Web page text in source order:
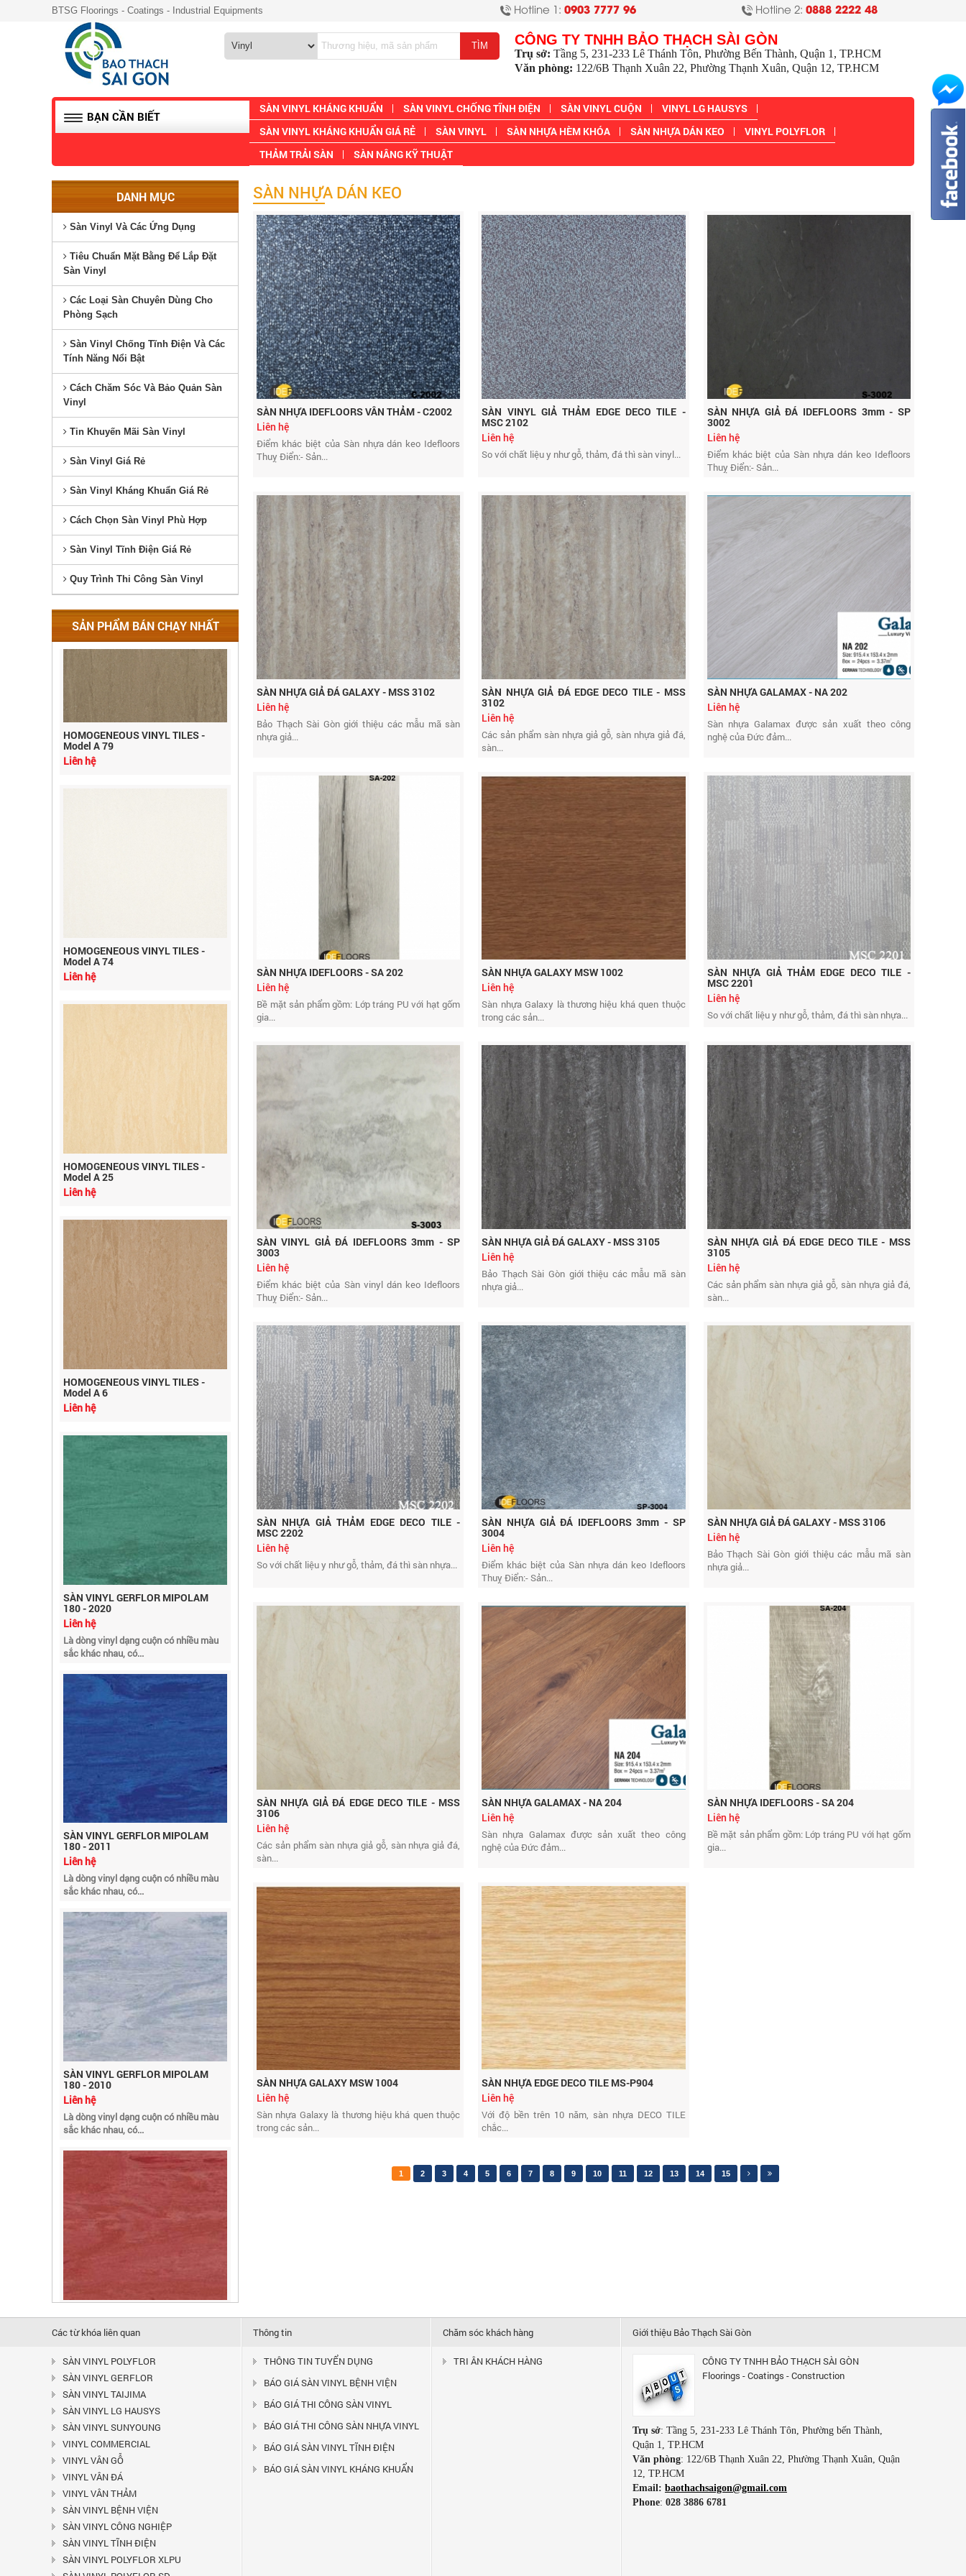
BTSG Floorings - Coatings - Industrial Equipments Hotline 1: 0903 7777 96 Hotline 2: 0888 2222 48
CÔNG TY TNHH BẢO THẠCH SÀI GÒN
Trụ sở: Tầng 5, 231-233 Lê Thánh Tôn, Phường Bến Thành, Quận 1, TP.HCM
Văn phòng: 122/6B Thạnh Xuân 22, Phường Thạnh Xuân, Quận 12, TP.HCM
BẠN CẦN BIẾT
SÀN VINYL KHÁNG KHUẨN SÀN VINYL CHỐNG TĨNH ĐIỆN SÀN VINYL CUỘN
VINYL LG HAUSYS
SÀN VINYL KHÁNG KHUẨN GIÁ RẺ
SÀN VINYL SÀN NHỰA HÈM KHÓA SÀN NHỰA DÁN KEO
VINYL POLYFLOR
THẢM TRẢI SÀN
SÀN NÂNG KỸ THUẬT
DANH MỤC
Sàn Vinyl Và Các Ứng Dụng
Tiêu Chuẩn Mặt Bằng Để Lắp Đặt
Sàn Vinyl
Các Loại Sàn Chuyên Dùng Cho
Phòng Sạch
Sàn Vinyl Chống Tĩnh Điện Và Các
Tính Năng Nổi Bật
Cách Chăm Sóc Và Bảo Quản Sàn
Vinyl
Tin Khuyến Mãi Sàn Vinyl
Sàn Vinyl Giá Rẻ
Sàn Vinyl Kháng Khuẩn Giá Rẻ
Cách Chọn Sàn Vinyl Phù Hợp
Sàn Vinyl Tĩnh Điện Giá Rẻ
Quy Trình Thi Công Sàn Vinyl
SẢN PHẨM BÁN CHẠY NHẤT
HOMOGENEOUS VINYL TILES -
Liên hệ
Liên hệ
Liên hệ
HOMOGENEOUS VINYL TILES -
Model A 6
Liên hệ
SÀN VINYL GERFLOR MIPOLAM
180 - 2020
Liên hệ
Là dòng vinyl dạng cuộn có nhiều màu
sắc khác nhau, có...
SÀN VINYL GERFLOR MIPOLAM
180 - 2011
Liên hệ
Là dòng vinyl dạng cuộn có nhiều màu
sắc khác nhau, có...
SÀN VINYL GERFLOR MIPOLAM
180 - 2010
Liên hệ
Là dòng vinyl dạng cuộn có nhiều màu
sắc khác nhau, có...
SÀN VINYL GERFLOR MIPOLAM
sắc khác nhau, có...
SÀN VINYL GERFLOR MIPOLAM
180 - 2002
Liên hệ
Là dòng vinyl dạng cuộn có nhiều màu
SÀN NHỰA DÁN KEO
SÀN NHỰA IDEFLOORS VÂN THẢM - C2002
Liên hệ
Điểm khác biệt của Sàn nhựa dán keo Idefloors
Thuỵ Điển:- Sản...
SÀN VINYL GIẢ THẢM EDGE DECO TILE -
MSC 2102
Liên hệ
So với chất liệu y như gỗ, thảm, đá thì sàn vinyl...
SÀN NHỰA GIẢ ĐÁ IDEFLOORS 3mm - SP
3002
Liên hệ
Điểm khác biệt của Sàn nhựa dán keo Idefloors
Thuỵ Điển:- Sản...
SÀN NHỰA GIẢ ĐÁ GALAXY - MSS 3102
Liên hệ
Bảo Thạch Sài Gòn giới thiệu các mẫu mã sàn
nhựa giả...
SÀN NHỰA GIẢ ĐÁ EDGE DECO TILE - MSS
3102
Liên hệ
Các sản phẩm sàn nhựa giả gỗ, sàn nhựa giả đá,
sàn...
SÀN NHỰA GALAMAX - NA 202
Liên hệ
Sàn nhựa Galamax được sản xuất theo công
nghệ của Đức đảm...
SÀN NHỰA IDEFLOORS - SA 202
Liên hệ
Bề mặt sản phẩm gồm: Lớp tráng PU với hạt gốm
gia...
SÀN NHỰA GALAXY MSW 1002
Liên hệ
Sàn nhựa Galaxy là thương hiệu khá quen thuộc
trong các sản...
SÀN NHỰA GIẢ THẢM EDGE DECO TILE -
MSC 2201
Liên hệ
So với chất liệu y như gỗ, thảm, đá thì sàn nhựa...
SÀN VINYL GIẢ ĐÁ IDEFLOORS 3mm - SP
3003
Liên hệ
Điểm khác biệt của Sàn vinyl dán keo Idefloors
Thuỵ Điển:- Sản...
SÀN NHỰA GIẢ ĐÁ GALAXY - MSS 3105
Liên hệ
Bảo Thạch Sài Gòn giới thiệu các mẫu mã sàn
nhựa giả...
SÀN NHỰA GIẢ ĐÁ EDGE DECO TILE - MSS
3105
Liên hệ
Các sản phẩm sàn nhựa giả gỗ, sàn nhựa giả đá,
sàn...
SÀN NHỰA GIẢ THẢM EDGE DECO TILE -
MSC 2202
Liên hệ
So với chất liệu y như gỗ, thảm, đá thì sàn nhựa...
SÀN NHỰA GIẢ ĐÁ IDEFLOORS 3mm - SP
3004
Liên hệ
Điểm khác biệt của Sàn nhựa dán keo Idefloors
Thuỵ Điển:- Sản...
SÀN NHỰA GIẢ ĐÁ GALAXY - MSS 3106
Liên hệ
Bảo Thạch Sài Gòn giới thiệu các mẫu mã sàn
nhựa giả...
SÀN NHỰA GIẢ ĐÁ EDGE DECO TILE - MSS
3106
Liên hệ
Các sản phẩm sàn nhựa giả gỗ, sàn nhựa giả đá,
sàn...
SÀN NHỰA GALAMAX - NA 204
Liên hệ
Sàn nhựa Galamax được sản xuất theo công
nghệ của Đức đảm...
SÀN NHỰA IDEFLOORS - SA 204
Liên hệ
Bề mặt sản phẩm gồm: Lớp tráng PU với hạt gốm
gia...
SÀN NHỰA GALAXY MSW 1004
Liên hệ
Sàn nhựa Galaxy là thương hiệu khá quen thuộc
trong các sản...
SÀN NHỰA EDGE DECO TILE MS-P904
Liên hệ
Với độ bền trên 10 năm, sàn nhựa DECO TILE
chắc...
1 2 3 4 5 6 7 8 9 10 11 12 13 14 15
Các từ khóa liên quan Thông tin Chăm sóc khách hàng Giới thiệu Bảo Thạch Sài Gòn
SÀN VINYL POLYFLOR
SÀN VINYL GERFLOR
SÀN VINYL TAIJIMA
SÀN VINYL LG HAUSYS
SÀN VINYL SUNYOUNG
VINYL COMMERCIAL
VINYL VÂN GỖ
VINYL VÂN ĐÁ
VINYL VÂN THẢM
SÀN VINYL BỆNH VIỆN
SÀN VINYL CÔNG NGHIỆP
SÀN VINYL TĨNH ĐIỆN
SÀN VINYL POLYFLOR XLPU
THÔNG TIN TUYỂN DỤNG
BÁO GIÁ SÀN VINYL BỆNH VIỆN
BÁO GIÁ THI CÔNG SÀN VINYL
BÁO GIÁ THI CÔNG SÀN NHỰA VINYL
BÁO GIÁ SÀN VINYL TĨNH ĐIỆN
BÁO GIÁ SÀN VINYL KHÁNG KHUẨN
TRI ÂN KHÁCH HÀNG
CÔNG TY TNHH BẢO THẠCH SÀI GÒN
Floorings - Coatings - Construction
Trụ sở: Tầng 5, 231-233 Lê Thánh Tôn, Phường bến Thành,
Quận 1, TP.HCM
Văn phòng: 122/6B Thạnh Xuân 22, Phường Thạnh Xuân, Quận
12, TP.HCM
Email: baothachsaigon@gmail.com
Phone: 028 3886 6781